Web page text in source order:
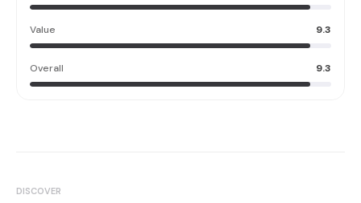
Value 9.3
Overall 9.3
DISCOVER